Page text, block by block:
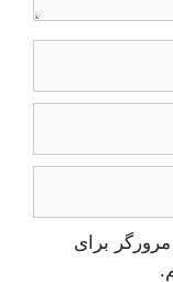
برای